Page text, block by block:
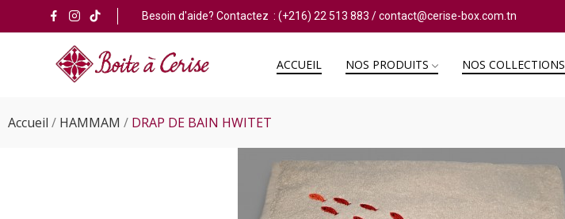
Besoin d'aide? Contactez :(+216) 22 513 883 /contact@cerise-box.com.tn
ACCUEIL NOS PRODUITS NOS COLLECTIONS
Accueil HAMMAM DRAP DE BAIN HWITET